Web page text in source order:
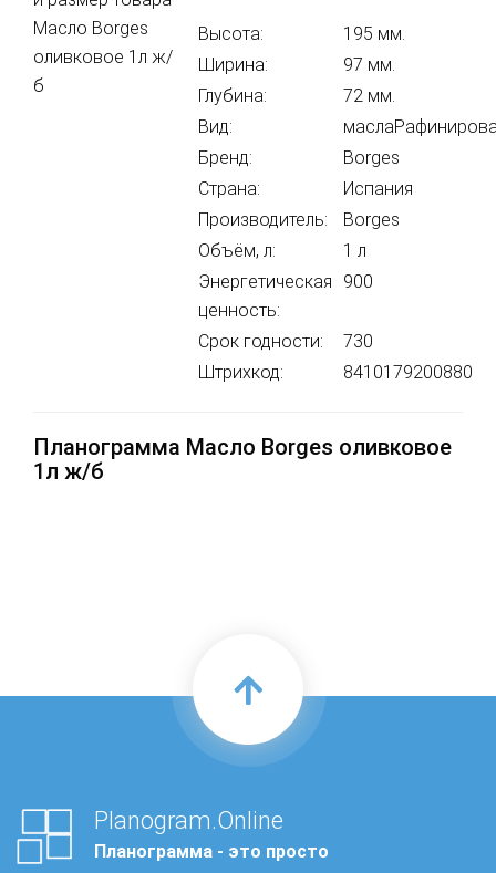
Высота:
195 мм.
Ширина:
97 мм.
Глубина:
72 мм.
Вид:
Бренд:
Borges
Страна:
Испания
Производитель:
Borges
Объём, л:
1 л
Энергетическая
ценность:
900
Срок годности:
730
Штрихкод:
8410179200880
Планограмма Масло Borges оливковое
1л ж/б
Planogram.Online
Планограмма - это просто